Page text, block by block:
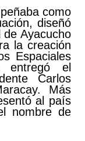
como
diseñó
Ayacucho
la creación
Espaciales
entregó el
Carlos
Más
al país
nombre de